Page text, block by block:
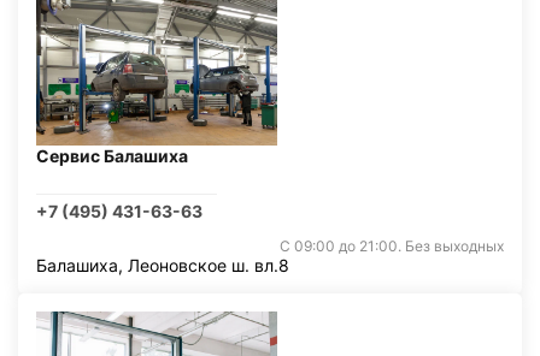
Сервис Балашиха
+7 (495) 431-63-63
С 09:00 до 21:00. Без выходных
Балашиха, Леоновское ш. вл.8